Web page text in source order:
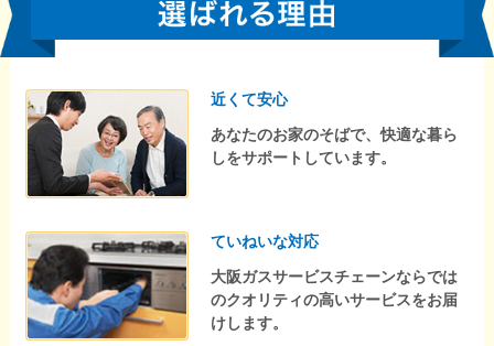
近くて安心
あなたのお家のそばで、快適な暮ら
しをサポートしています。
ていねいな対応
大阪ガスサービスチェーンならでは
のクオリティの高いサービスをお届
けします。